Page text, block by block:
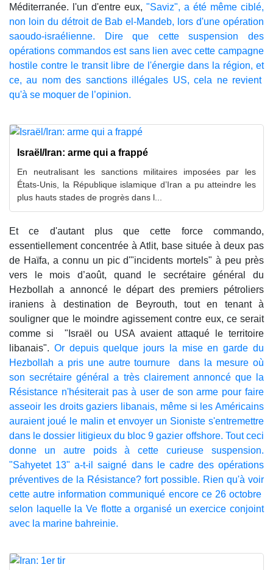
Méditerranée. l'un d'entre eux, "Saviz", a été même ciblé,
non loin du détroit de Bab el-Mandeb, lors d'une opération
saoudo-israélienne. Dire que cette suspension des
opérations commandos est sans lien avec cette campagne
hostile contre le transit libre de l'énergie dans la région, et
ce, au nom des sanctions illégales US, cela ne revient
qu'à se moquer de l’opinion.
Israël/Iran: arme qui a frappé
En neutralisant les sanctions militaires imposées par les
États-Unis, la République islamique d’Iran a pu atteindre les
plus hauts stades de progrès dans l...
Et ce d'autant plus que cette force commando,
essentiellement concentrée à Atlit, base située à deux pas
de Haïfa, a connu un pic d'"incidents mortels" à peu près
vers le mois d’août, quand le secrétaire général du
Hezbollah a annoncé le départ des premiers pétroliers
iraniens à destination de Beyrouth, tout en tenant à
souligner que le moindre agissement contre eux, ce serait
comme si "Israël ou USA avaient attaqué le territoire
libanais". Or depuis quelque jours la mise en garde du
Hezbollah a pris une autre tournure dans la mesure où
son secrétaire général a très clairement annoncé que la
Résistance n'hésiterait pas à user de son arme pour faire
asseoir les droits gaziers libanais, même si les Américains
auraient joué le malin et envoyer un Sioniste s'entremettre
dans le dossier litigieux du bloc 9 gazier offshore. Tout ceci
donne un autre poids à cette curieuse suspension.
"Sahyetet 13" a-t-il saigné dans le cadre des opérations
préventives de la Résistance? fort possible. Rien qu'à voir
cette autre information communiqué encore ce 26 octobre
selon laquelle la Ve flotte a organisé un exercice conjoint
avec la marine bahreinie.